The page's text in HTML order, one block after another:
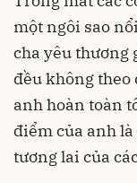
một ngôi sao
cha yêu thương
đều không theo
anh hoàn toàn
điểm của anh
tương lai của